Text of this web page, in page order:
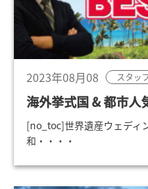
2023年08月08 スタッ
海外挙式国 & 都市人
[no_toc]世界遺産ウェディ
和・・・・